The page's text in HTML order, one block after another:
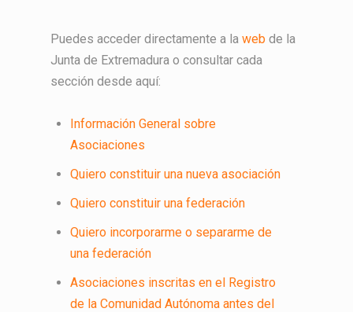
Puedes acceder directamente a la webde la
Junta de Extremadura o consultar cada
sección desde aquí:
Información General sobre
Asociaciones
Quiero constituir una nueva asociación
Quiero constituir una federación
Quiero incorporarme o separarme de
una federación
Asociaciones inscritas en el Registro
de la Comunidad Autónoma antes del